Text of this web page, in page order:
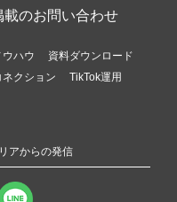
載のお問い合わせ
ハウ
資料ダウンロード
クション
TikTok運用
アからの発信